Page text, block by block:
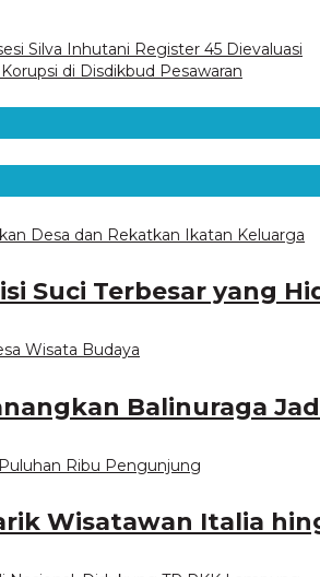
Silva Inhutani Register 45 Dievaluasi
di Disdikbud Pesawaran
Suci Terbesar yang
Balinuraga
Wisatawan Italia